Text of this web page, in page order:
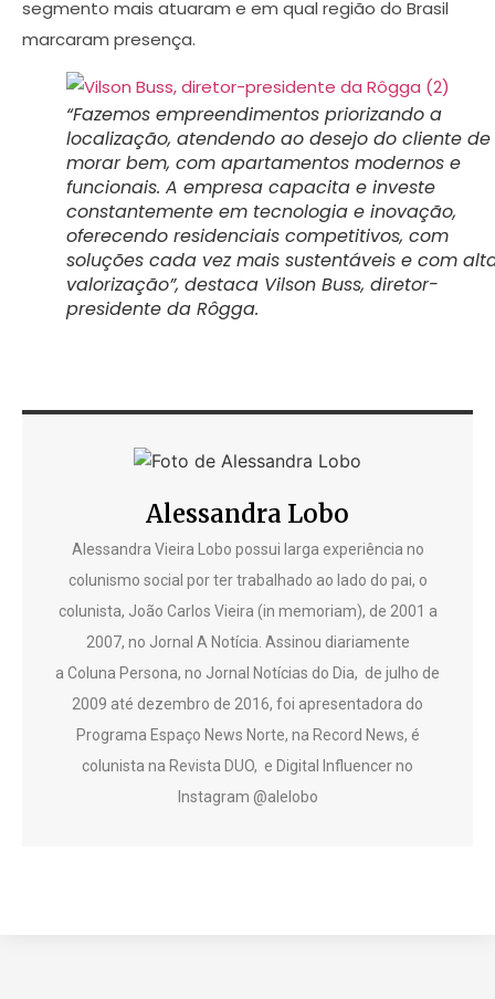
segmento mais atuaram e em qual região do Brasil
marcaram presença.
“Fazemos empreendimentos priorizando a
localização, atendendo ao desejo do cliente de
morar bem, com apartamentos modernos e
funcionais. A empresa capacita e investe
constantemente em tecnologia e inovação,
oferecendo residenciais competitivos, com
soluções cada vez mais sustentáveis e com
valorização”, destaca Vilson Buss, diretor-
presidente da Rôgga.
Alessandra Lobo
Alessandra Vieira Lobo possui larga experiência no
colunismo social por ter trabalhado ao lado do pai, o
colunista, João Carlos Vieira (in memoriam), de 2001 a
2007, no Jornal A Notícia. Assinou diariamente
a Coluna Persona, no Jornal Notícias do Dia, de julho de
2009 até dezembro de 2016, foi apresentadora do
Programa Espaço News Norte, na Record News, é
colunista na Revista DUO, e Digital Influencer no
Instagram @alelobo